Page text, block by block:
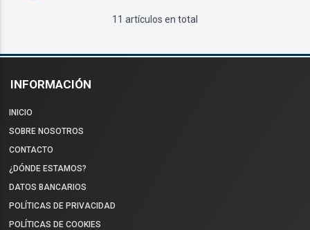
11 artículos en total
INFORMACIÓN
INICIO
SOBRE NOSOTROS
CONTACTO
¿DÓNDE ESTAMOS?
DATOS BANCARIOS
POLÍTICAS DE PRIVACIDAD
POLÍTICAS DE COOKIES